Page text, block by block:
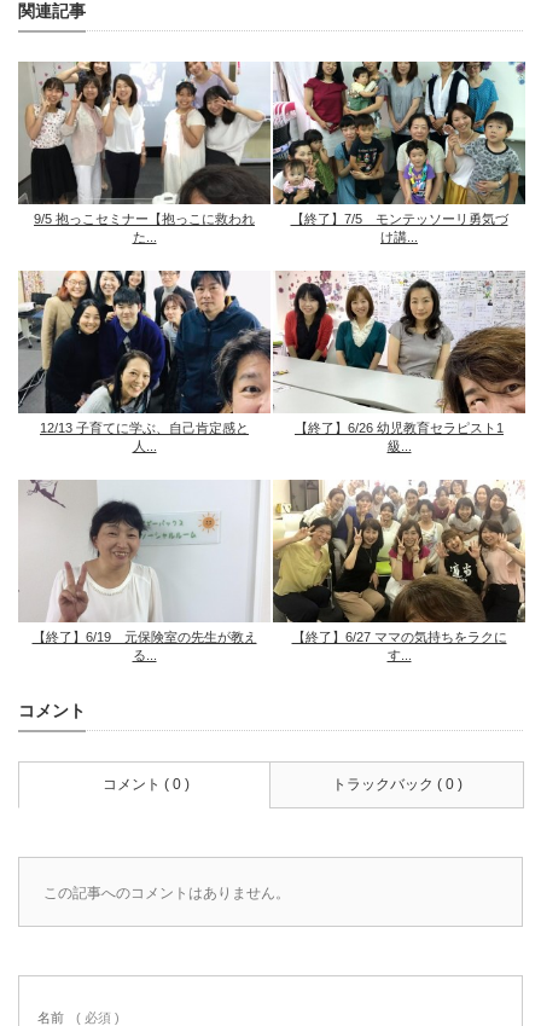
関連記事
9/5 抱っこセミナー【抱っこに救われ
た...
【終了】7/5 モンテッソーリ勇気づ
け講...
12/13 子育てに学ぶ、自己肯定感と
人...
【終了】6/26 幼児教育セラピスト1
級...
【終了】6/19 元保険室の先生が教え
る...
【終了】6/27 ママの気持ちをラクに
す...
コメント
コメント ( 0 ) トラックバック ( 0 )
この記事へのコメントはありません。
名前 ( 必須 )